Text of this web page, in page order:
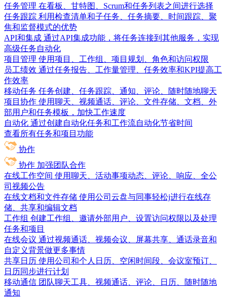
任务管理 在看板、甘特图、Scrum和任务列表之间进行选择
任务跟踪 利用检查清单和子任务、任务摘要、时间跟踪、聚
焦和监督模式的优势
API和集成 通过API集成功能，将任务连接到其他服务，实现
高级任务自动化
项目管理 使用项目、工作组、项目规划、角色和访问权限
员工绩效 通过任务报告、工作量管理、任务效率和KPI提高工
作效率
移动任务 任务创建、任务跟踪、通知、评论、随时随地聊天
项目协作 使用聊天、视频通话、评论、文件存储、文档、外
部用户和任务模板，加快工作速度
自动化 通过创建自动化任务和工作流自动化节省时间
查看所有任务和项目功能
协作
协作 加强团队合作
在线工作空间 使用聊天、活动事项动态、评论、响应、全公
司视频公告
在线文档和文件存储 使用公司云盘与同事轻松j进行在线存
储、共享和编辑文档
工作组 创建工作组、邀请外部用户、设置访问权限以及处理
任务和项目
在线会议 通过视频通话、视频会议、屏幕共享、通话录音和
自定义背景做更多事情
共享日历 使用公司和个人日历、空闲时间段、会议室预订、
日历同步进行计划
移动通信 团队聊天工具、视频通话、评论、日历、随时随地
通知